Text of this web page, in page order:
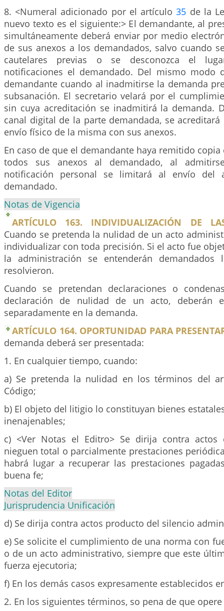
8. <Numeral adicionado por el artículo35 de la
nuevo texto es el siguiente:> El demandante, al
simultáneamente deberá enviar por medio
de sus anexos a los demandados, salvo cuando
cautelares previas o se desconozca el
notificaciones el demandado. Del mismo modo
demandante cuando al inadmitirse la demanda
subsanación. El secretario velará por el
sin cuya acreditación se inadmitirá la demanda.
canal digital de la parte demandada, se
envío físico de la misma con sus anexos.
En caso de que el demandante haya remitido
todos sus anexos al demandado, al
notificación personal se limitará al envío del
demandado.
Notas de Vigencia
ARTÍCULO 163. INDIVIDUALIZACIÓN DE
Cuando se pretenda la nulidad de un acto
individualizar con toda precisión. Si el acto fue
la administración se entenderán
resolvieron.
Cuando se pretendan declaraciones o
declaración de nulidad de un acto, deberán
separadamente en la demanda.
ARTÍCULO 164. OPORTUNIDAD PARA
demanda deberá ser presentada:
1. En cualquier tiempo, cuando:
a) Se pretenda la nulidad en los términos del
Código;
b) El objeto del litigio lo constituyan bienes
inenajenables;
c) <Ver Notas el Editro> Se dirija contra actos
nieguen total o parcialmente prestaciones
habrá lugar a recuperar las prestaciones
buena fe;
Notas del Editor
Jurisprudencia Unificación
d) Se dirija contra actos producto del silencio
e) Se solicite el cumplimiento de una norma con
o de un acto administrativo, siempre que este
fuerza ejecutoria;
f) En los demás casos expresamente establecidos
2. En los siguientes términos, so pena de que